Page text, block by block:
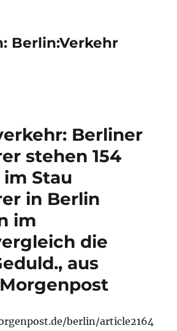
Berlin:Verkehr
Berliner
stehen 154
Stau
in Berlin
im
die
aus
berlin/article2164